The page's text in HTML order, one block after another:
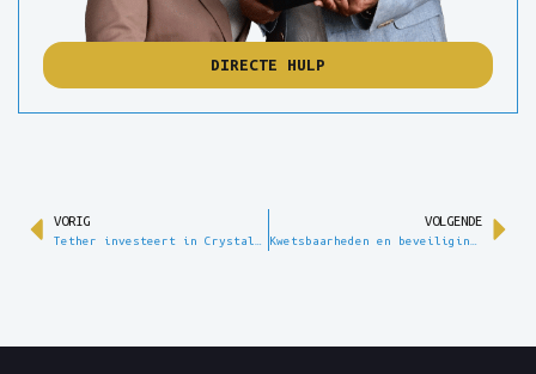
DIRECTE HULP
VORIG VOLGENDE